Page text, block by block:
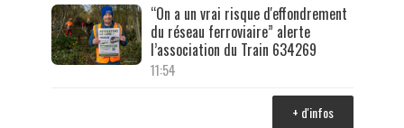
“On a un vrai risque d'effondrement
du réseau ferroviaire” alerte
l’association du Train 634269
11:54
+ d'infos